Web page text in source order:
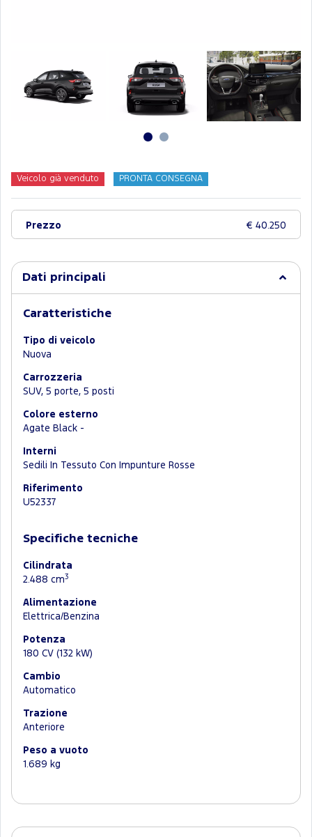
Veicolo già venduto PRONTA CONSEGNA
Prezzo € 40.250
Dati principali
Caratteristiche
Tipo di veicolo
Nuova
Carrozzeria
SUV, 5 porte, 5 posti
Colore esterno
Agate Black -
Interni
Sedili In Tessuto Con Impunture Rosse
Riferimento
U52337
Specifiche tecniche
Cilindrata
2.488 cm3
Alimentazione
Elettrica/Benzina
Potenza
180 CV (132 kW)
Cambio
Automatico
Trazione
Anteriore
Peso a vuoto
1.689 kg